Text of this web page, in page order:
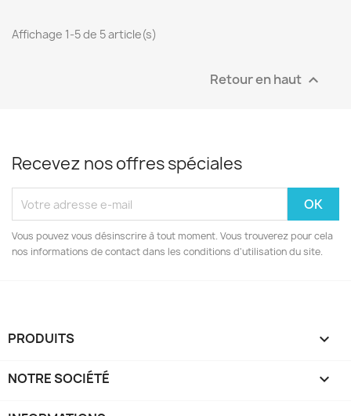
Affichage 1-5 de 5 article(s)
Retour en haut 
Recevez nos offres spéciales
Vous pouvez vous désinscrire à tout moment. Vous trouverez pour cela
nos informations de contact dans les conditions d'utilisation du site.
PRODUITS 
NOTRE SOCIÉTÉ 